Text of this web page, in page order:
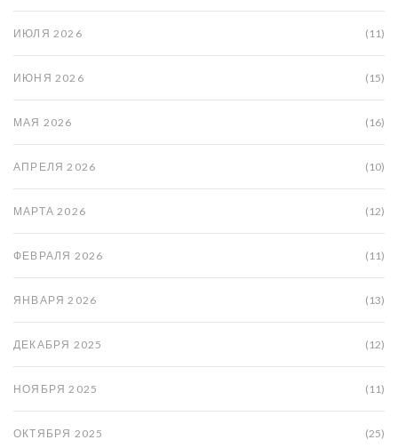
ИЮЛЯ 2026 (11)
ИЮНЯ 2026 (15)
МАЯ 2026 (16)
АПРЕЛЯ 2026 (10)
МАРТА 2026 (12)
ФЕВРАЛЯ 2026 (11)
ЯНВАРЯ 2026 (13)
ДЕКАБРЯ 2025 (12)
НОЯБРЯ 2025 (11)
ОКТЯБРЯ 2025 (25)